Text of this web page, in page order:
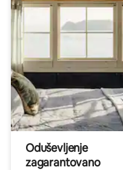
Oduševljenje
zagarantovano